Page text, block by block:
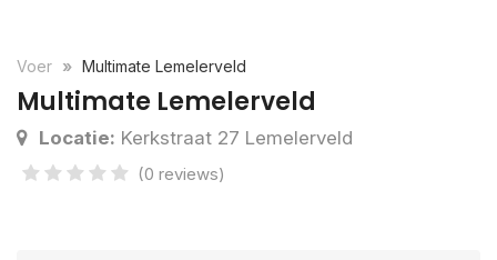
Voer Multimate Lemelerveld
Multimate Lemelerveld
Locatie: Kerkstraat 27 Lemelerveld
(0 reviews)